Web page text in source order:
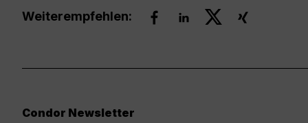
Weiterempfehlen:
Condor Newsletter